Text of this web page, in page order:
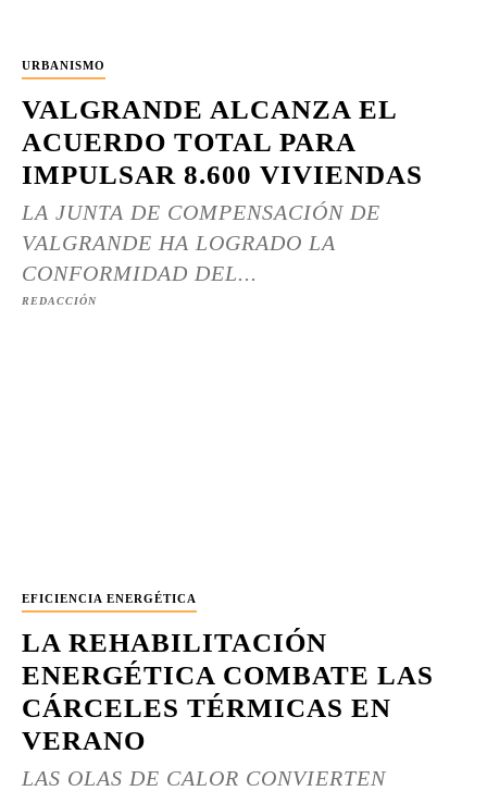
URBANISMO
VALGRANDE ALCANZA EL
ACUERDO TOTAL PARA
IMPULSAR 8.600 VIVIENDAS
LA JUNTA DE COMPENSACIÓN DE
VALGRANDE HA LOGRADO LA
CONFORMIDAD DEL...
REDACCIÓN
EFICIENCIA ENERGÉTICA
LA REHABILITACIÓN
ENERGÉTICA COMBATE LAS
CÁRCELES TÉRMICAS EN
VERANO
LAS OLAS DE CALOR CONVIERTEN